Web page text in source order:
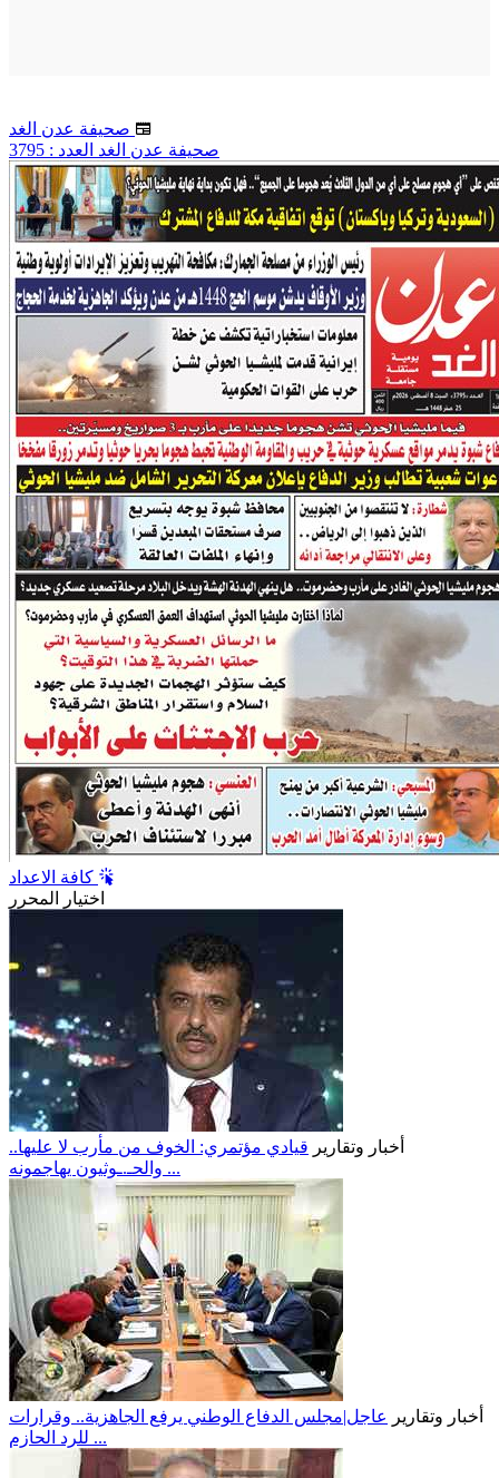
صحيفة عدن الغد العدد : 3795
اختيار المحرر
أخبار وتقارير قيادي مؤتمري: الخوف من مأرب لا عليها..
والحـ.ـوثيون يهاجمونه ...
أخبار وتقارير
عاجل|مجلس الدفاع الوطني يرفع الجاهزية.. وقرارات
للرد الحازم ...